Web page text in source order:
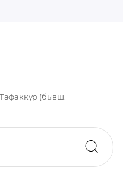
Тафаккур (бывш.